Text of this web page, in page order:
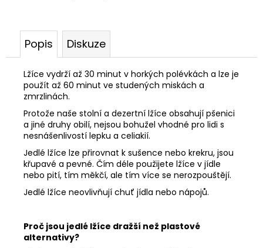
Popis Diskuze
Lžíce vydrží až 30 minut v horkých polévkách a lze je
použít až 60 minut ve studených miskách a
zmrzlinách.
Protože naše stolní a dezertní lžíce obsahují pšenici
a jiné druhy obilí, nejsou bohužel vhodné pro lidi s
nesnášenlivostí lepku a celiakií.
Jedlé lžíce lze přirovnat k sušence nebo krekru, jsou
křupavé a pevné. Čím déle použijete lžíce v jídle
nebo pití, tím měkčí, ale tím více se nerozpouštějí.
Jedlé lžíce neovlivňují chuť jídla nebo nápojů.
Proč jsou jedlé lžíce dražší než plastové
alternativy?